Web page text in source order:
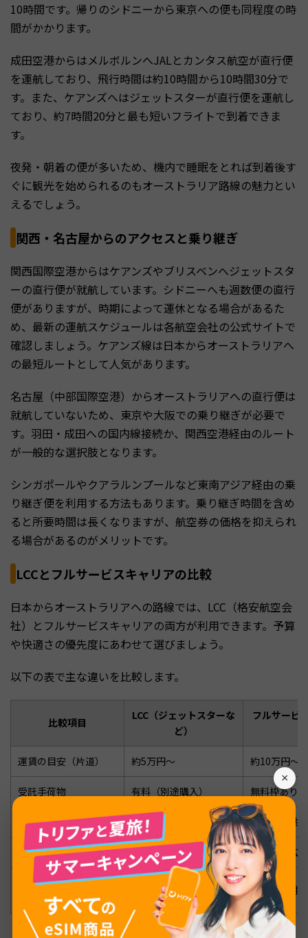
×
10時間です。帰りのシドニーから東京への便も同程度の時
間がかかります。
成田空港からはメルボルンへJALとカンタス航空が直行便
を運航しており、飛行時間は約10時間から10時間30分で
す。また、ケアンズへはジェットスターが直行便を運航し
ており、約7時間20分と最も短いフライトで到着できま
す。
夜発・朝着の便が多いため、機内で睡眠をとれば到着後す
ぐに観光を始められるのもオーストラリア路線の魅力とい
えるでしょう。
関西・名古屋からのアクセスと乗り継ぎ
関西国際空港からはケアンズやブリスベンへジェットスタ
ーの直行便が就航しています。シドニーへも週数便の直行
便がありますが、時期によって運休となる場合があるた
め、最新の運航スケジュールは各航空会社の公式サイトで
確認しましょう。ケアンズ線は日本からオーストラリアへ
の最短ルートとして人気があります。
名古屋（中部国際空港）からオーストラリアへの直行便は
就航していないため、東京や大阪での乗り継ぎが必要で
す。羽田・成田への国内線接続か、関西空港経由のルート
が一般的な選択肢となります。
シンガポールやクアラルンプールなど東南アジア経由の乗
り継ぎ便を利用する方法もあります。乗り継ぎ時間を含め
ると所要時間は長くなりますが、航空券の価格を抑えられ
る場合があるのがメリットです。
LCCとフルサービスキャリアの比較
日本からオーストラリアへの路線では、LCC（格安航空会
社）とフルサービスキャリアの両方が利用できます。予算
や快適さの優先度にあわせて選びましょう。
以下の表で主な違いを比較します。
比較項目
LCC（ジェットスターな
ど）
フルサービ
運賃の目安（片道） 約5万円〜 約10万円〜
受託手荷物 有料（別途購入） 無料枠あり
機内食 有料 無料で提供
座席間隔 やや狭い 標準的〜広め
機内エンターテインメ
有料または非搭載 無料で利用